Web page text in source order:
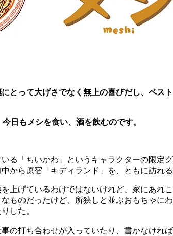
とって大げさでなく無上の喜びだし、ベ
日もメシを食い、酒を飲むのです。
る「ちいかわ」というキャラクターの限定
から原宿「キディランド」を、ともに訪れる
上げているわけではないけれど、家にあ
ものだったけど、所狭しと並ぶおもちゃ
した。
の打ち合わせが入っていたり、書かなけ